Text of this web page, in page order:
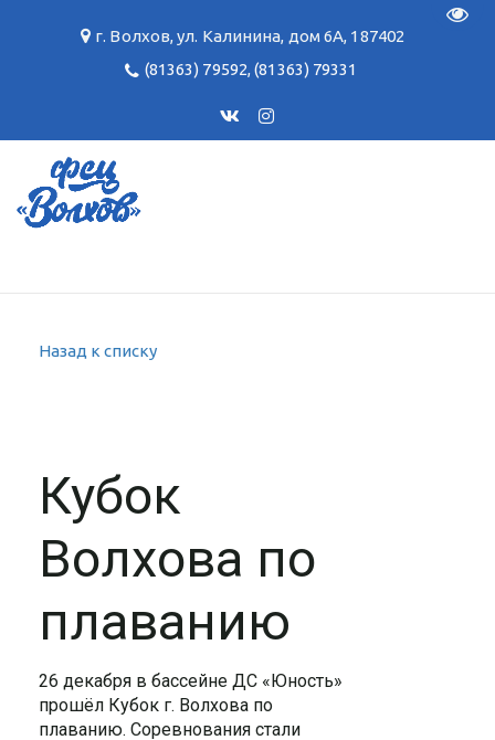
г. Волхов,ул. Калинина, дом 6А, 187402
(81363) 79592,(81363) 79331
Назад к списку
Кубок
Волхова по
плаванию
26 декабря в бассейне ДС «Юность»
прошёл Кубок г. Волхова по
плаванию. Соревнования стали